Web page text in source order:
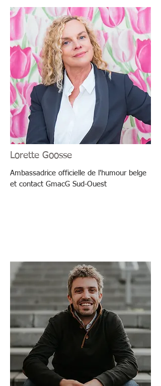
Lorette Goosse
Ambassadrice officielle de l'humour belge
et contact GmacG Sud-Ouest